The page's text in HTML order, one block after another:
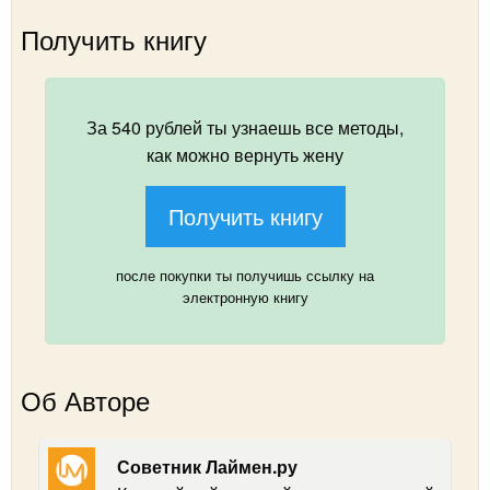
Получить книгу
За 540 рублей ты узнаешь все методы,
как можно вернуть жену
Получить книгу
после покупки ты получишь ссылку на
электронную книгу
Об Авторе
Советник Лаймен.ру